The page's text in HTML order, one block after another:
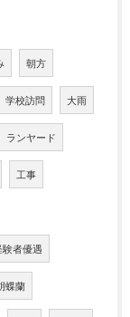
朝方
学校訪問 大雨
ランヤード
工事
験者優遇
蝶蘭